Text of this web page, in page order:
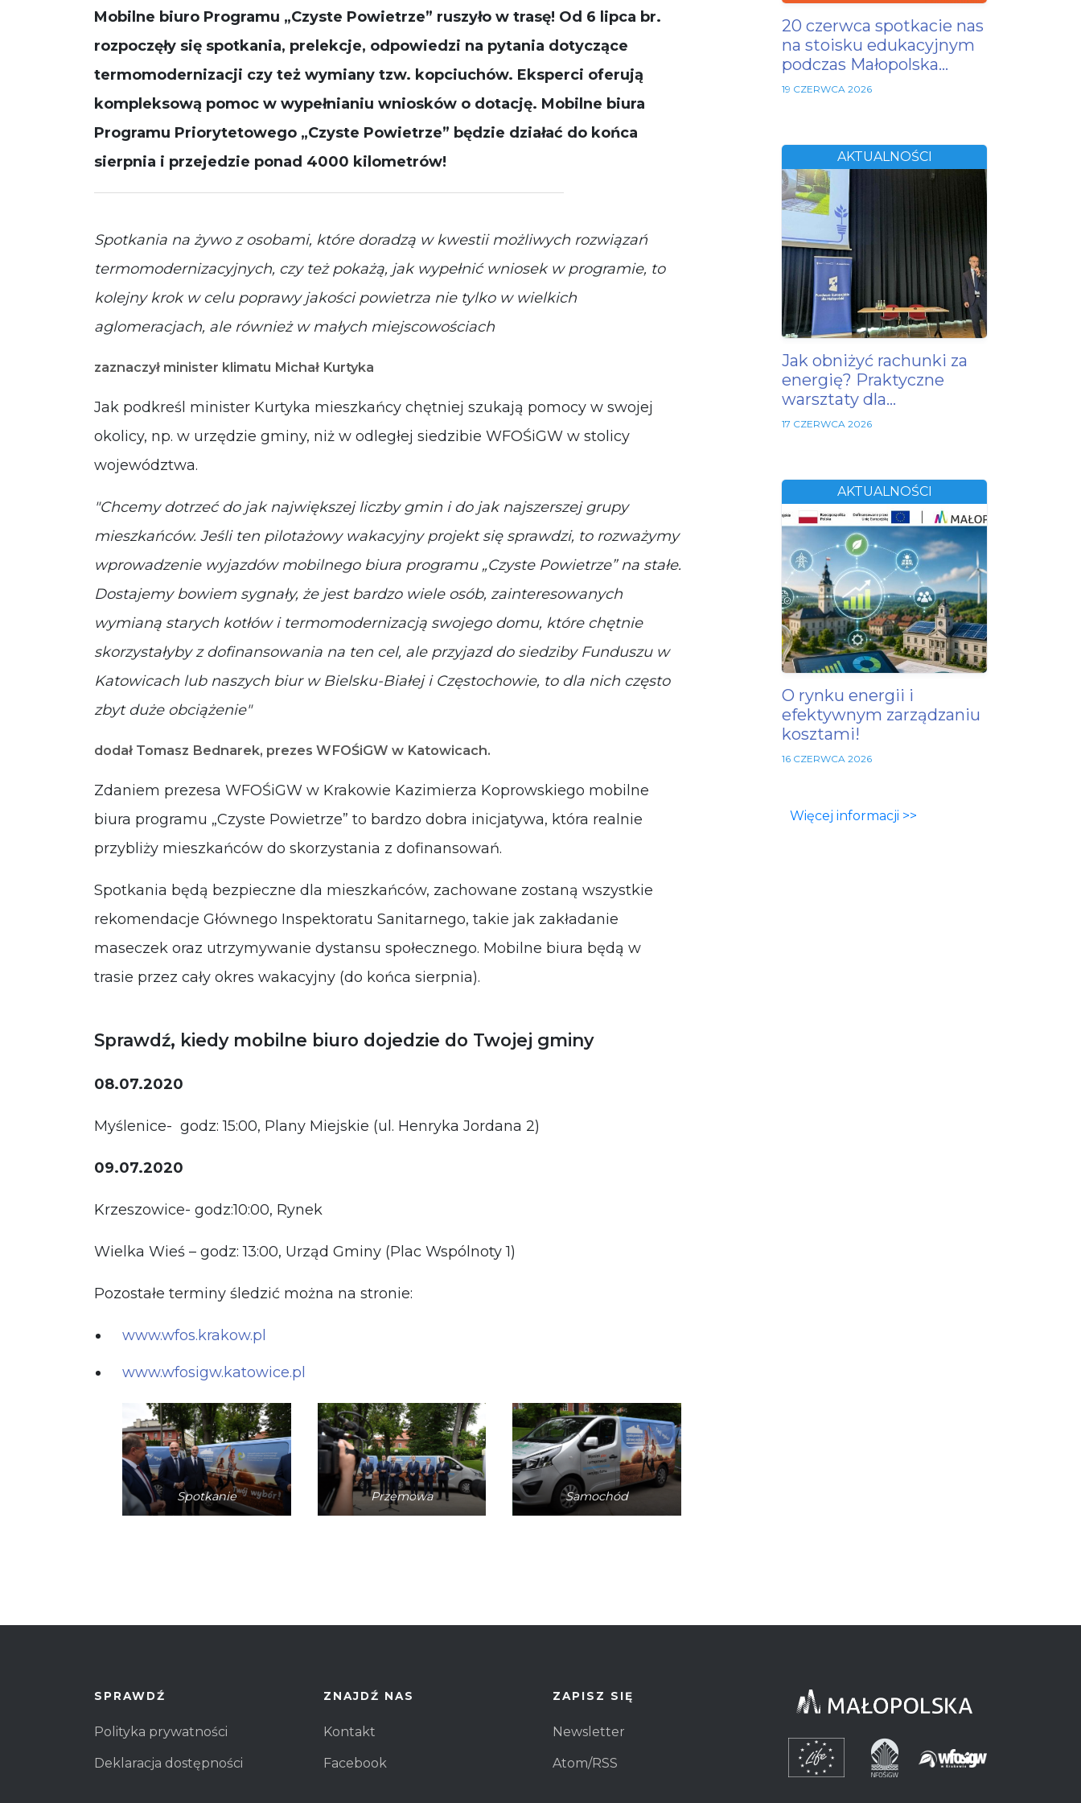
Mobilne biuro Programu „Czyste Powietrze” ruszyło w trasę! Od 6 lipca br.
rozpoczęły się spotkania, prelekcje, odpowiedzi na pytania dotyczące
termomodernizacji czy też wymiany tzw. kopciuchów. Eksperci oferują
kompleksową pomoc w wypełnianiu wniosków o dotację. Mobilne biura
Programu Priorytetowego „Czyste Powietrze” będzie działać do końca
sierpnia i przejedzie ponad 4000 kilometrów!
Spotkania na żywo z osobami, które doradzą w kwestii możliwych rozwiązań
termomodernizacyjnych, czy też pokażą, jak wypełnić wniosek w programie, to
kolejny krok w celu poprawy jakości powietrza nie tylko w wielkich
aglomeracjach, ale również w małych miejscowościach
zaznaczył minister klimatu Michał Kurtyka
Jak podkreśl minister Kurtyka mieszkańcy chętniej szukają pomocy w swojej
okolicy, np. w urzędzie gminy, niż w odległej siedzibie WFOŚiGW w stolicy
województwa.
Chcemy dotrzeć do jak największej liczby gmin i do jak najszerszej grupy
mieszkańców. Jeśli ten pilotażowy wakacyjny projekt się sprawdzi, to rozważymy
wprowadzenie wyjazdów mobilnego biura programu „Czyste Powietrze” na stałe.
Dostajemy bowiem sygnały, że jest bardzo wiele osób, zainteresowanych
wymianą starych kotłów i termomodernizacją swojego domu, które chętnie
skorzystałyby z dofinansowania na ten cel, ale przyjazd do siedziby Funduszu w
Katowicach lub naszych biur w Bielsku-Białej i Częstochowie, to dla nich często
zbyt duże obciążenie
dodał Tomasz Bednarek, prezes WFOŚiGW w Katowicach.
Zdaniem prezesa WFOŚiGW w Krakowie Kazimierza Koprowskiego mobilne
biura programu „Czyste Powietrze” to bardzo dobra inicjatywa, która realnie
przybliży mieszkańców do skorzystania z dofinansowań.
Spotkania będą bezpieczne dla mieszkańców, zachowane zostaną wszystkie
rekomendacje Głównego Inspektoratu Sanitarnego, takie jak zakładanie
maseczek oraz utrzymywanie dystansu społecznego. Mobilne biura będą w
trasie przez cały okres wakacyjny (do końca sierpnia).
Sprawdź, kiedy mobilne biuro dojedzie do Twojej gminy
08.07.2020
Myślenice- godz: 15:00, Plany Miejskie (ul. Henryka Jordana 2)
09.07.2020
Krzeszowice- godz:10:00, Rynek
Wielka Wieś – godz: 13:00, Urząd Gminy (Plac Wspólnoty 1)
Pozostałe terminy śledzić można na stronie:
www.wfos.krakow.pl
www.wfosigw.katowice.pl
Spotkanie Przemowa Samochód
20 czerwca spotkacie nas
na stoisku edukacyjnym
podczas Małopolska…
19 CZERWCA 2026
AKTUALNOŚCI
Jak obniżyć rachunki za
energię? Praktyczne
warsztaty dla…
17 CZERWCA 2026
AKTUALNOŚCI
O rynku energii i
efektywnym zarządzaniu
kosztami!
16 CZERWCA 2026
Więcej informacji >>
SPRAWDŹ
Polityka prywatności
Deklaracja dostępności
ZNAJDŹ NAS
Kontakt
Facebook
ZAPISZ SIĘ
Newsletter
Atom/RSS
działała jak
najlepiej
podczas
Twojej wizyty.
Jeśli odrzucisz
te pliki cookie,
niektóre
ze strony